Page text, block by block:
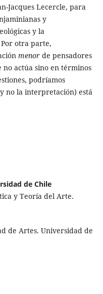
Jacques Lecercle, para
y
y la
otra parte,
menor de pensadores
no actúa sino en términos
podríamos
no la interpretación) está
de Chile
y Teoría del Arte.
de Artes. Universidad de